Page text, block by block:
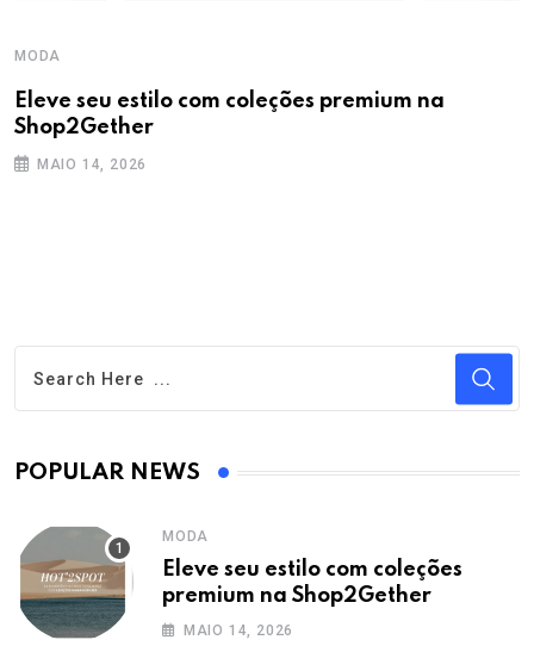
MODA
Eleve seu estilo com coleções premium na
Shop2Gether
MAIO 14, 2026
POPULAR NEWS
MODA
Eleve seu estilo com coleções
premium na Shop2Gether
MAIO 14, 2026